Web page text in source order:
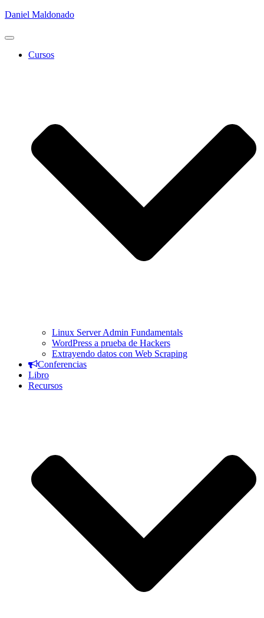
Daniel Maldonado
Cambiar
Cursos
Linux Server Admin Fundamentals
WordPress a prueba de Hackers
Extrayendo datos con Web Scraping
Conferencias
Libro
Recursos